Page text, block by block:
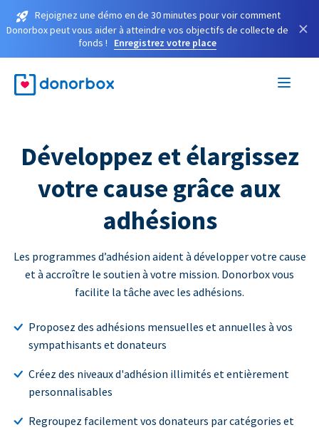
Rejoignez une démo en de 30 minutes pour voir comment
Donorbox peut vous aider à atteindre vos objectifs de collecte de
fonds !
Enregistrez votre place
×
Développez et élargissez
votre cause grâce aux
adhésions
Les programmes d’adhésion aident à développer votre cause
et à accroître le soutien à votre mission. Donorbox vous
facilite la tâche avec les adhésions.
Proposez des adhésions mensuelles et annuelles à vos
sympathisants et donateurs
Créez des niveaux d'adhésion illimités et entièrement
personnalisables
Regroupez facilement vos donateurs par catégories et